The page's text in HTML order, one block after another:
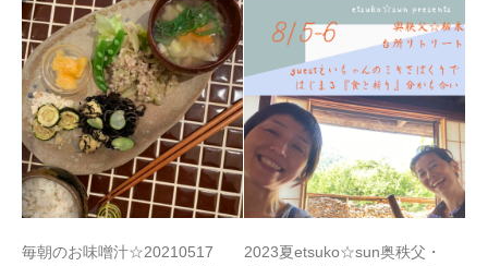
毎朝のお味噌汁☆20210517
2023夏etsuko☆sun奥秩父・